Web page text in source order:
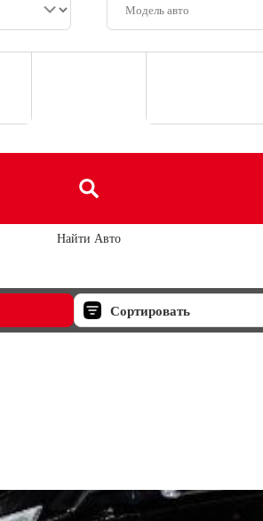
Найти Авто
Сортировать